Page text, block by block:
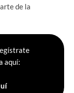
de la
aquí: